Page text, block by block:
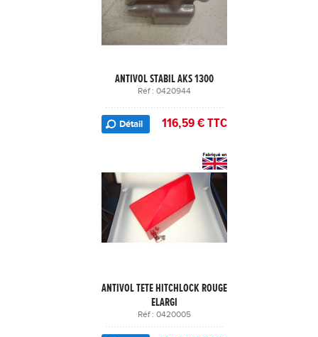
ANTIVOL STABIL AKS 1300
Réf : 0420944
Détail 116,59 € TTC
ANTIVOL TETE HITCHLOCK ROUGE
ELARGI
Réf : 0420005